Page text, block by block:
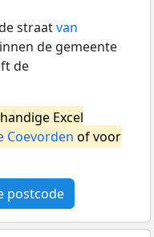
straatvan
de gemeente
de
Excel
Coevorden of voor
postcode